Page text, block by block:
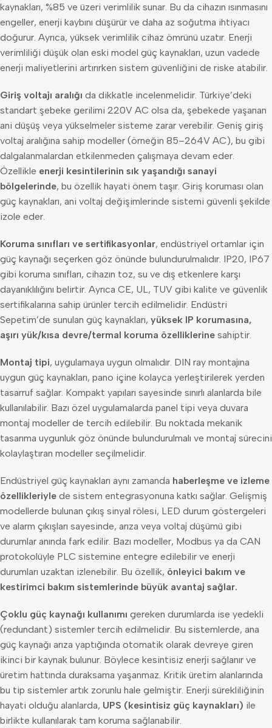
kaynakları, %85 ve üzeri verimlilik sunar. Bu da cihazın ısınmasını
engeller, enerji kaybını düşürür ve daha az soğutma ihtiyacı
doğurur. Ayrıca, yüksek verimlilik cihaz ömrünü uzatır. Enerji
verimliliği düşük olan eski model güç kaynakları, uzun vadede
enerji maliyetlerini artırırken sistem güvenliğini de riske atabilir.
Giriş voltajı aralığı da dikkatle incelenmelidir. Türkiye’deki
standart şebeke gerilimi 220V AC olsa da, şebekede yaşanan
ani düşüş veya yükselmeler sisteme zarar verebilir. Geniş giriş
voltaj aralığına sahip modeller (örneğin 85–264V AC), bu gibi
dalgalanmalardan etkilenmeden çalışmaya devam eder.
Özellikle enerji kesintilerinin sık yaşandığı sanayi
bölgelerinde, bu özellik hayati önem taşır. Giriş koruması olan
güç kaynakları, ani voltaj değişimlerinde sistemi güvenli şekilde
izole eder.
Koruma sınıfları ve sertifikasyonlar, endüstriyel ortamlar için
güç kaynağı seçerken göz önünde bulundurulmalıdır. IP20, IP67
gibi koruma sınıfları, cihazın toz, su ve dış etkenlere karşı
dayanıklılığını belirtir. Ayrıca CE, UL, TUV gibi kalite ve güvenlik
sertifikalarına sahip ürünler tercih edilmelidir. Endüstri
Sepetim’de sunulan güç kaynakları, yüksek IP korumasına,
aşırı yük/kısa devre/termal koruma özelliklerine sahiptir.
Montaj tipi, uygulamaya uygun olmalıdır. DIN ray montajına
uygun güç kaynakları, pano içine kolayca yerleştirilerek yerden
tasarruf sağlar. Kompakt yapıları sayesinde sınırlı alanlarda bile
kullanılabilir. Bazı özel uygulamalarda panel tipi veya duvara
montaj modeller de tercih edilebilir. Bu noktada mekanik
tasarıma uygunluk göz önünde bulundurulmalı ve montaj sürecini
kolaylaştıran modeller seçilmelidir.
Endüstriyel güç kaynakları aynı zamanda haberleşme ve izleme
özellikleriyle de sistem entegrasyonuna katkı sağlar. Gelişmiş
modellerde bulunan çıkış sinyal rölesi, LED durum göstergeleri
ve alarm çıkışları sayesinde, arıza veya voltaj düşümü gibi
durumlar anında fark edilir. Bazı modeller, Modbus ya da CAN
protokolüyle PLC sistemine entegre edilebilir ve enerji
durumları uzaktan izlenebilir. Bu özellik, önleyici bakım ve
kestirimci bakım sistemlerinde büyük avantaj sağlar.
Çoklu güç kaynağı kullanımı gereken durumlarda ise yedekli
(redundant) sistemler tercih edilmelidir. Bu sistemlerde, ana
güç kaynağı arıza yaptığında otomatik olarak devreye giren
ikinci bir kaynak bulunur. Böylece kesintisiz enerji sağlanır ve
üretim hattında duraksama yaşanmaz. Kritik üretim alanlarında
bu tip sistemler artık zorunlu hale gelmiştir. Enerji sürekliliğinin
hayati olduğu alanlarda, UPS (kesintisiz güç kaynakları) ile
birlikte kullanılarak tam koruma sağlanabilir.